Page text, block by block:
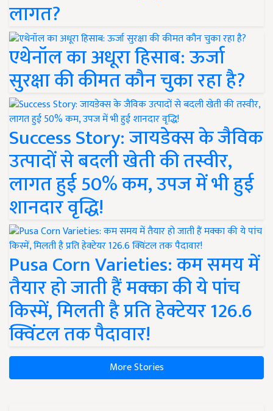
लागत?
एथेनॉल का अधूरा हिसाब: ऊर्जा
सुरक्षा की कीमत कौन चुका रहा है?
Success Story: जायडेक्स के जैविक
उत्पादों से बदली खेती की तस्वीर,
लागत हुई 50% कम, उपज में भी हुई
शानदार वृद्धि!
Pusa Corn Varieties: कम समय में
तैयार हो जाती हैं मक्का की ये पांच
किस्में, मिलती है प्रति हेक्टेयर 126.6
क्विंटल तक पैदावार!
More Stories